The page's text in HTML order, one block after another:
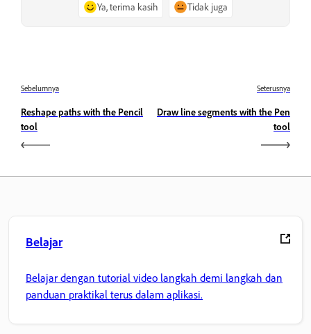
Ya, terima kasih Tidak juga
Sebelumnya
Reshape paths with the Pencil
tool
Seterusnya
Draw line segments with the Pen
tool
Belajar
Belajar dengan tutorial video langkah demi langkah dan
panduan praktikal terus dalam aplikasi.